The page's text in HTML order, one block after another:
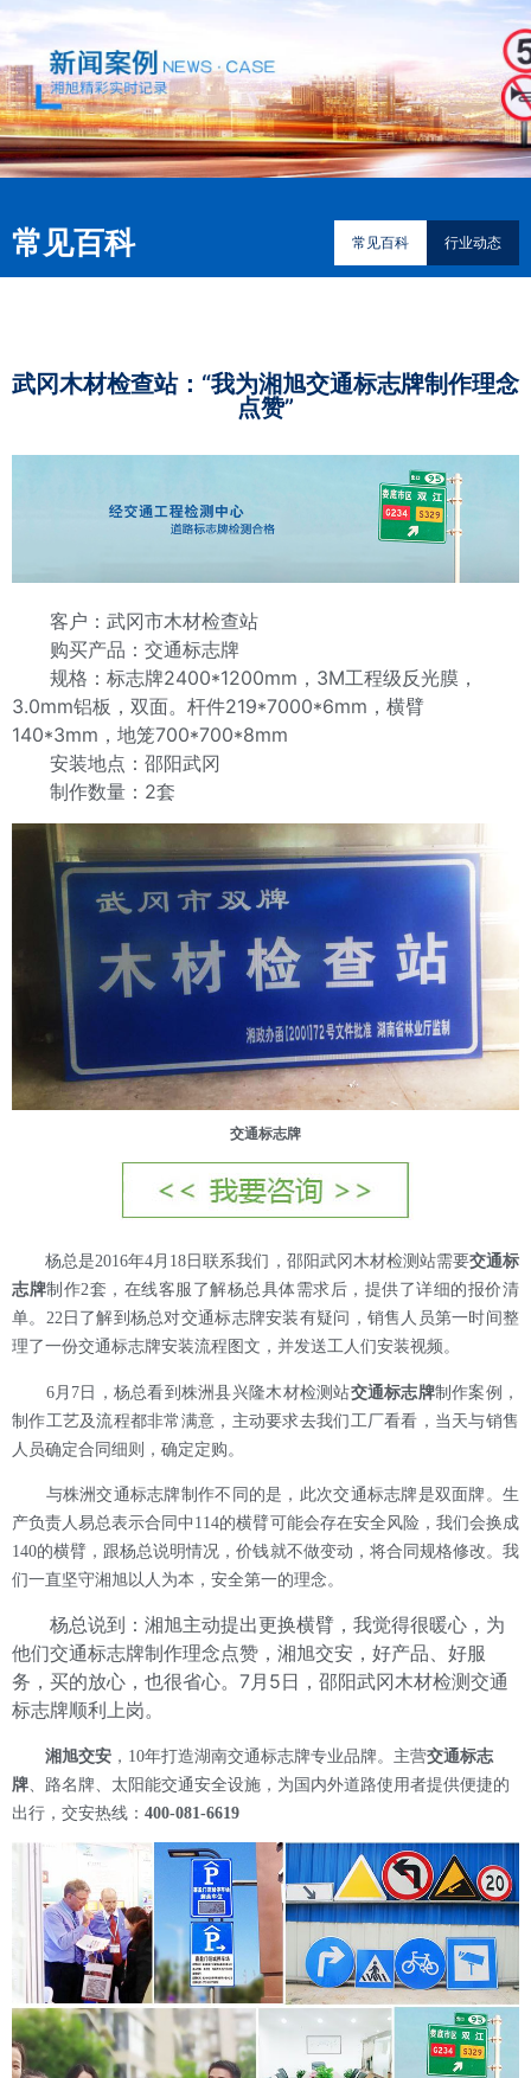
常见百科 常见百科 行业动态
武冈木材检查站：“我为湘旭交通标志牌制作理念
点赞”
客户：武冈市木材检查站
购买产品：交通标志牌
规格：标志牌2400*1200mm，3M工程级反光膜，
3.0mm铝板，双面。杆件219*7000*6mm，横臂
140*3mm，地笼700*700*8mm
安装地点：邵阳武冈
制作数量：2套
交通标志牌
杨总是2016年4月18日联系我们，邵阳武冈木材检测站需要交通标
志牌制作2套，在线客服了解杨总具体需求后，提供了详细的报价清
单。22日了解到杨总对交通标志牌安装有疑问，销售人员第一时间整
理了一份交通标志牌安装流程图文，并发送工人们安装视频。
6月7日，杨总看到株洲县兴隆木材检测站交通标志牌制作案例，
制作工艺及流程都非常满意，主动要求去我们工厂看看，当天与销售
人员确定合同细则，确定定购。
与株洲交通标志牌制作不同的是，此次交通标志牌是双面牌。生
产负责人易总表示合同中114的横臂可能会存在安全风险，我们会换成
140的横臂，跟杨总说明情况，价钱就不做变动，将合同规格修改。我
们一直坚守湘旭以人为本，安全第一的理念。
杨总说到：湘旭主动提出更换横臂，我觉得很暖心，为
他们交通标志牌制作理念点赞，湘旭交安，好产品、好服
务，买的放心，也很省心。7月5日，邵阳武冈木材检测交通
标志牌顺利上岗。
湘旭交安 ，10年打造湖南交通标志牌专业品牌。主营交通标志
牌、路名牌、太阳能交通安全设施，为国内外道路使用者提供便捷的
出行，交安热线： 400-081-6619